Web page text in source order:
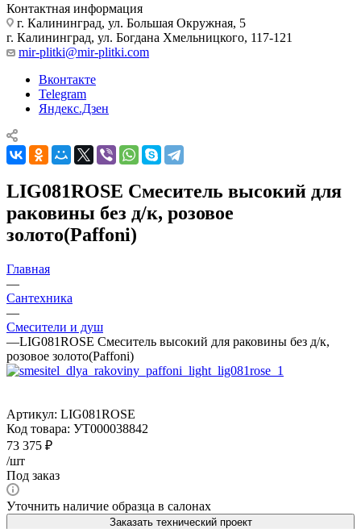
Контактная информация
г. Калининград, ул. Большая Окружная, 5
г. Калининград, ул. Богдана Хмельницкого, 117-121
mir-plitki@mir-plitki.com
Вконтакте
Telegram
Яндекс.Дзен
LIG081ROSE Смеситель высокий для
раковины без д/к, розовое
золото(Paffoni)
Главная
—
Сантехника
—
Смесители и душ
—LIG081ROSE Смеситель высокий для раковины без д/к,
розовое золото(Paffoni)
Артикул: LIG081ROSE
Код товара: УТ000038842
73 375 ₽
/шт
Под заказ
Уточнить наличие образца в салонах
Заказать технический проект